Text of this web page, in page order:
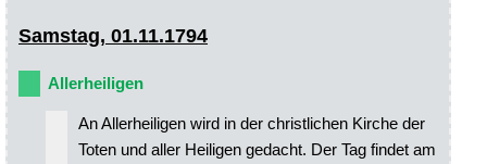
Samstag, 01.11.1794
Allerheiligen
An Allerheiligen wird in der christlichen Kirche der
Toten und aller Heiligen gedacht. Der Tag findet am